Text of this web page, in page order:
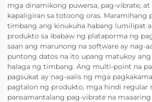
mga dinamikong puwersa, pag-vibrate,
kapaligiran sa totoong oras. Maramihang
timbang ang kinukuha habang lumilipat
produkto sa ibabaw ng plataporma ng
saan ang marunong na software ay nag-
puntong datos na ito upang matukoy ang
halaga ng timbang. Ang multi-point na
pagsukat ay nag-aalis ng mga
pagtalon ng produkto, mga hindi regular
pansamantalang pag-vibrate na